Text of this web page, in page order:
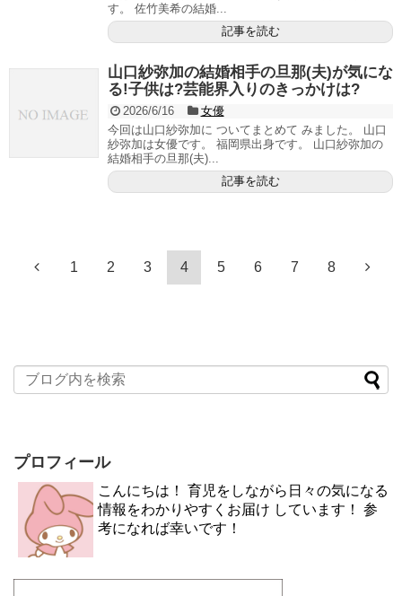
す。 佐竹美希の結婚...
記事を読む
山口紗弥加の結婚相手の旦那(夫)が気にな
る!子供は?芸能界入りのきっかけは?
2026/6/16
女優
今回は山口紗弥加に ついてまとめて みました。 山口
紗弥加は女優です。 福岡県出身です。 山口紗弥加の
結婚相手の旦那(夫)...
記事を読む
1 2 3 4 5 6 7 8
プロフィール
こんにちは！ 育児をしながら日々の気になる
情報をわかりやすくお届け しています！ 参
考になれば幸いです！